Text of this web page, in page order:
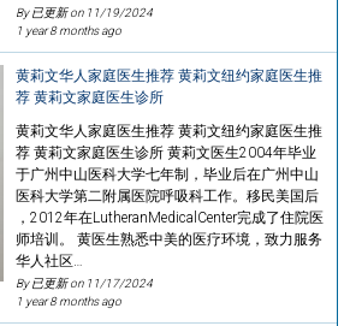
By 已更新 on 11/19/2024
1 year 8 months ago
黄莉文华人家庭医生推荐 黄莉文纽约家庭医生推
荐 黄莉文家庭医生诊所
黄莉文华人家庭医生推荐 黄莉文纽约家庭医生推
荐 黄莉文家庭医生诊所 黄莉文医生2004年毕业
于广州中山医科大学七年制，毕业后在广州中山
医科大学第二附属医院呼吸科工作。移民美国后
，2012年在LutheranMedicalCenter完成了住院医
师培训。 黄医生熟悉中美的医疗环境，致力服务
华人社区…
By 已更新 on 11/17/2024
1 year 8 months ago